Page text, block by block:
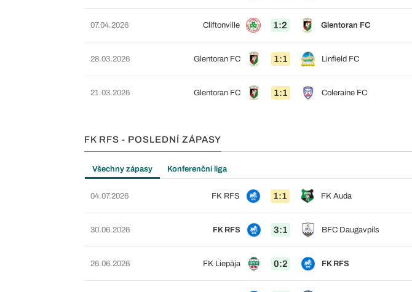
07.04.2026 Cliftonville 1:2 Glentoran FC
28.03.2026 Glentoran FC 1:1 Linfield FC
21.03.2026 Glentoran FC 1:1 Coleraine FC
FK RFS - POSLEDNÍ ZÁPASY
Všechny zápasy Konferenční liga
04.07.2026 FK RFS 1:1 FK Auda
30.06.2026 FK RFS 3:1 BFC Daugavpils
26.06.2026 FK Liepāja 0:2 FK RFS